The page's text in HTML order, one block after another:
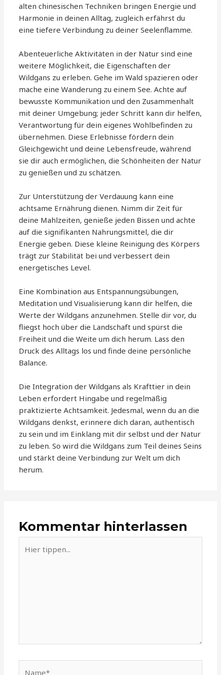
alten chinesischen Techniken bringen Energie und
Harmonie in deinen Alltag, zugleich erfährst du
eine tiefere Verbindung zu deiner Seelenflamme.
Abenteuerliche Aktivitäten in der Natur sind eine
weitere Möglichkeit, die Eigenschaften der
Wildgans zu erleben. Gehe im Wald spazieren oder
mache eine Wanderung zu einem See. Achte auf
bewusste Kommunikation und den Zusammenhalt
mit deiner Umgebung; jeder Schritt kann dir helfen,
Verantwortung für dein eigenes Wohlbefinden zu
übernehmen. Diese Erlebnisse fördern dein
Gleichgewicht und deine Lebensfreude, während
sie dir auch ermöglichen, die Schönheiten der Natur
zu genießen und zu schätzen.
Zur Unterstützung der Verdauung kann eine
achtsame Ernährung dienen. Nimm dir Zeit für
deine Mahlzeiten, genieße jeden Bissen und achte
auf die signifikanten Nahrungsmittel, die dir
Energie geben. Diese kleine Reinigung des Körpers
trägt zur Stabilität bei und verbessert dein
energetisches Level.
Eine Kombination aus Entspannungsübungen,
Meditation und Visualisierung kann dir helfen, die
Werte der Wildgans anzunehmen. Stelle dir vor, du
fliegst hoch über die Landschaft und spürst die
Freiheit und die Weite um dich herum. Lass den
Druck des Alltags los und finde deine persönliche
Balance.
Die Integration der Wildgans als Krafttier in dein
Leben erfordert Hingabe und regelmäßig
praktizierte Achtsamkeit. Jedesmal, wenn du an die
Wildgans denkst, erinnere dich daran, authentisch
zu sein und im Einklang mit dir selbst und der Natur
zu leben. So wird die Wildgans zum Teil deines Seins
und stärkt deine Verbindung zur Welt um dich
herum.
Kommentar hinterlassen
tippen...